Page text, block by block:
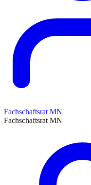
Fachschaftsrat MN
Fachschaftsrat MN